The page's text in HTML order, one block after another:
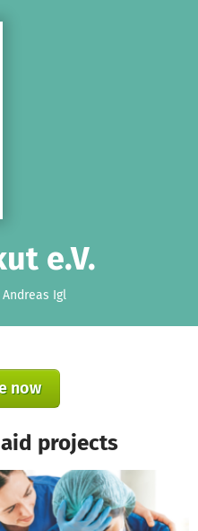
e.V.
Igl
now
projects